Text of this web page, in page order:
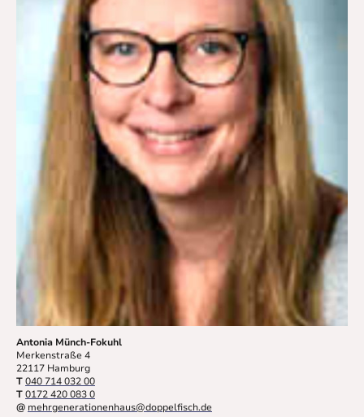
Antonia Münch-Fokuhl
Merkenstraße 4
22117 Hamburg
T040 714 032 00
T0172 420 083 0
@ mehrgenerationenhaus@doppelfisch.de